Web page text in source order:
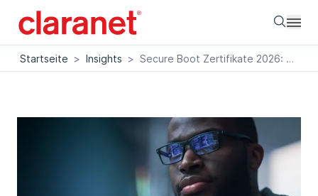
Startseite > Insights > Secure Boot Zertifikate 2026: Was Administratoren jetzt tun müssen